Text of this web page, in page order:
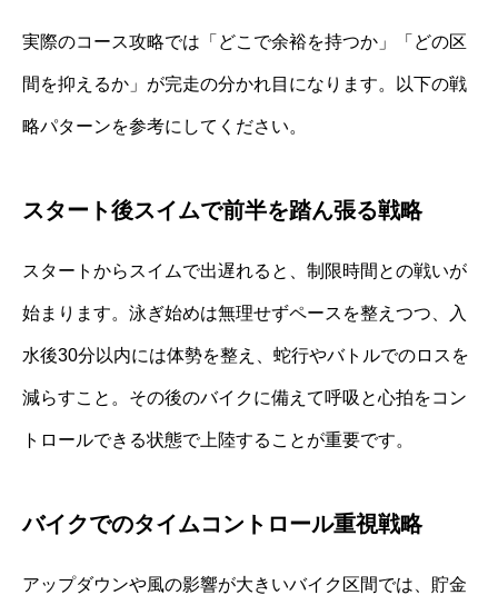
実際のコース攻略では「どこで余裕を持つか」「どの区
間を抑えるか」が完走の分かれ目になります。以下の戦
略パターンを参考にしてください。
スタート後スイムで前半を踏ん張る戦略
スタートからスイムで出遅れると、制限時間との戦いが
始まります。泳ぎ始めは無理せずペースを整えつつ、入
水後30分以内には体勢を整え、蛇行やバトルでのロスを
減らすこと。その後のバイクに備えて呼吸と心拍をコン
トロールできる状態で上陸することが重要です。
バイクでのタイムコントロール重視戦略
アップダウンや風の影響が大きいバイク区間では、貯金